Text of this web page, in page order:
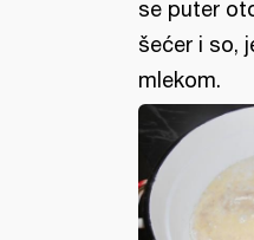
se puter
šećer i so,
mlekom.